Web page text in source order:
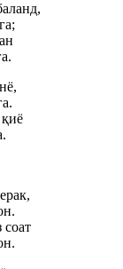
соат